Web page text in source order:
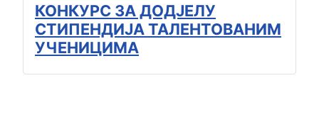
КОНКУРС ЗА ДОДЈЕЛУ
СТИПЕНДИЈА ТАЛЕНТОВАНИМ
УЧЕНИЦИМА